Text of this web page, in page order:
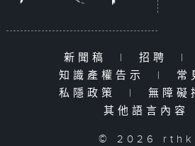
新聞稿 | 招聘 |
知識產權告示
| 常
私隱政策
| 無障礙
其他語言內容
© 2026